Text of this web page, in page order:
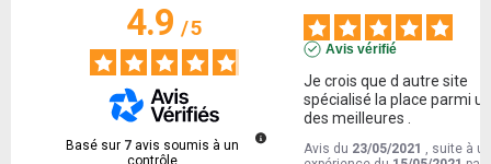
4.9/5
Basé sur 7 avis soumis à un
contrôle
Avis vérifié
Je crois que d autre site
spécialisé la place parmi
des meilleures .
Avis du 23/05/2021 , suite à